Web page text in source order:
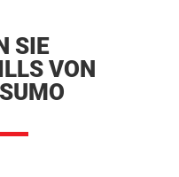
SIE
VON